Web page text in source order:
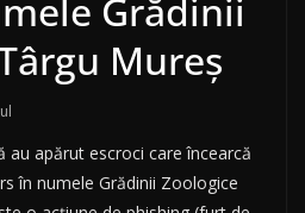
Grădinii
Mureș
au apărut escroci care încearcă
în numele Grădinii Zoologice